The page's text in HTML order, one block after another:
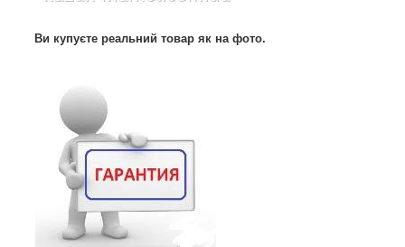
Ви купуєте реальний товар як на фото.